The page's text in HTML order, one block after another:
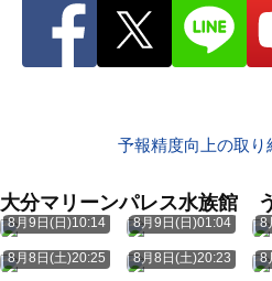
予報精度向上の取り
大分マリーンパレス水族館
8月9日(日)10:14 8月9日(日)01:04 8
8月8日(土)20:25 8月8日(土)20:23 8